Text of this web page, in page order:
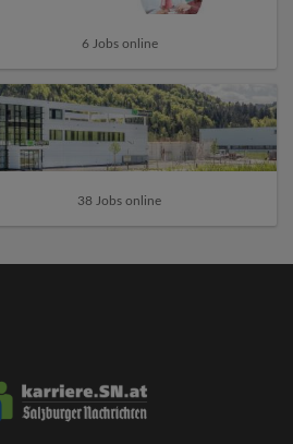
6 Jobs online
38 Jobs online